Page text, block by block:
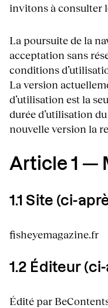
invitons à consulter
La poursuite de la
acceptation sans
conditions
La version
d’utilisation est la
durée d’utilisation du
nouvelle version la
Article 1 —
1.1 Site (ci-
fisheyemagazine.fr
1.2 Éditeur
Édité par